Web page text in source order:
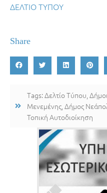
ΔΕΛΤΙΟ ΤΥΠΟΥ
Share
Tags:Δελτίο Τύπου Δήμοι
Μενεμένης Δήμος
Τοπική Αυτοδιοίκηση